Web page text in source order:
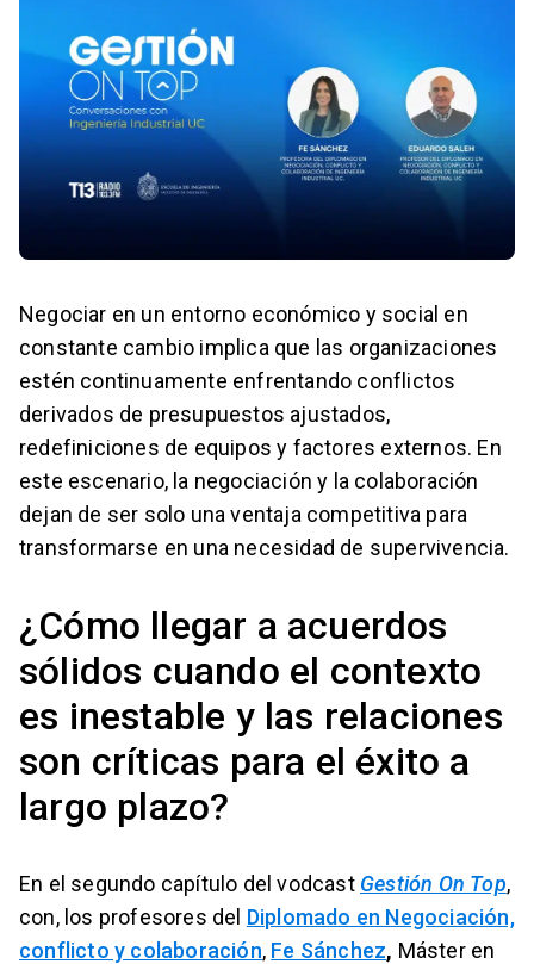
Negociar en un entorno económico y social en
constante cambio implica que las organizaciones
estén continuamente enfrentando conflictos
derivados de presupuestos ajustados,
redefiniciones de equipos y factores externos. En
este escenario, la negociación y la colaboración
dejan de ser solo una ventaja competitiva para
transformarse en una necesidad de supervivencia.
¿Cómo llegar a acuerdos
sólidos cuando el contexto
es inestable y las relaciones
son críticas para el éxito a
largo plazo?
En el segundo capítulo del vodcast Gestión On Top,
con, los profesores del Diplomado en Negociación,
conflicto y colaboración, Fe Sánchez, Máster en